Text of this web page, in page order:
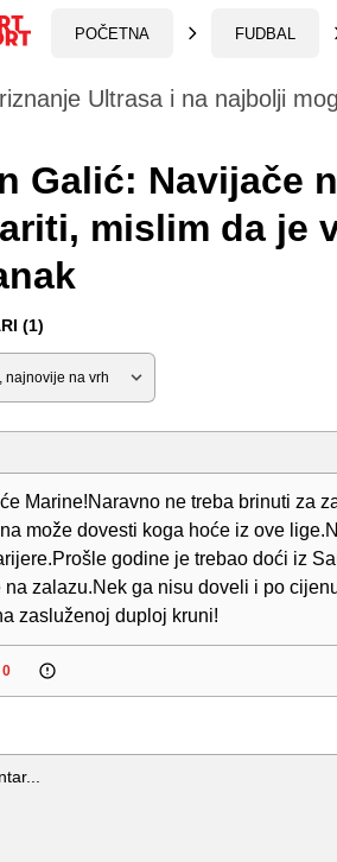
POČETNA FUDBAL
Ultrasa i na najbolji
Galić: Navijače
mislim da je
(1)
Marine!Naravno ne treba brinuti za
može dovesti koga hoće iz ove
godine je trebao doći iz
na zalazu.Nek ga nisu doveli i po
zasluženoj duploj kruni!
0